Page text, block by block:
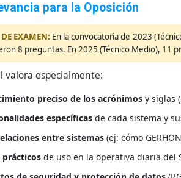
para la Oposición
En la convocatoria de 2023
8 preguntas. En 2025 (Técnico Medio), 11
valora especialmente:
preciso de los acrónimos y siglas
específicas de cada sistema y
entre sistemas (ej: cómo
prácticos de uso en la operativa diaria del